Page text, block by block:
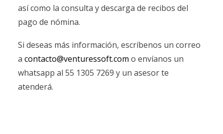
así como la consulta y descarga de recibos del
pago de nómina.
Si deseas más información, escríbenos un correo
a contacto@venturessoft.com o envíanos un
whatsapp al 55 1305 7269 y un asesor te
atenderá.